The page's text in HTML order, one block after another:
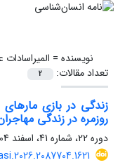
نویسنده =
تعداد مقالات:
2
زندگی در بازی
روزمره در زندگی
دوره 22، شماره 41، اسفند 1404، صفحه